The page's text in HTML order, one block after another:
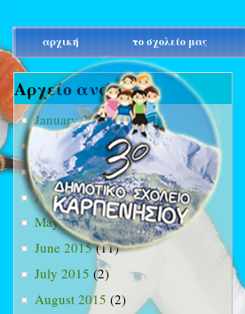
main_menu
αρχική το σχολείο μας
Αρχείο ανά μήνα
January 2015(3)
February 2015(9)
March 2015(34)
April 2015(15)
May 2015(13)
June 2015(11)
July 2015 (2)
August 2015 (2)